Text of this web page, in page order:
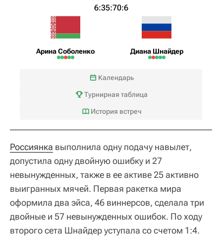
Арина Соболенко
6:35:70:6
Диана Шнайдер
Календарь
Турнирная таблица
История встреч
Россиянка выполнила одну подачу навылет,
допустила одну двойную ошибку и 27
невынужденных, также в ее активе 25 активно
выигранных мячей. Первая ракетка мира
оформила два эйса, 46 виннерсов, сделала три
двойные и 57 невынужденных ошибок. По ходу
второго сета Шнайдер уступала со счетом 1:4.